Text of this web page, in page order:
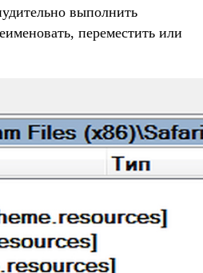
выполнить
переместить или